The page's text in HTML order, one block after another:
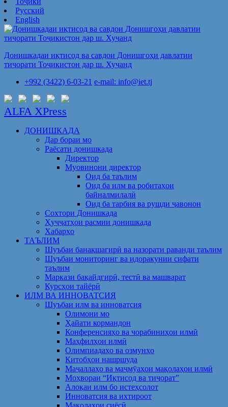
Русский
English
Донишкадаи иқтисод ва савдои Донишгоҳи давлатии
тиҷорати Тоҷикистон дар ш. Хуҷанд
+992 (3422) 6-03-21 e-mail: info@iet.tj
ALFA XPress
ДОНИШКАДА
Дар бораи мо
Раёсати донишкада
Директор
Муовинони директор
Оид ба таълим
Оид ба илм ва робитаҳои
байналмилалӣ
Оид ба тарбия ва рушди ҷавонон
Сохтори Донишкада
Ҳуҷҷатҳои расмии донишкада
Хабарҳо
ТАЪЛИМ
Шуъбаи банақшагирӣ ва назорати раванди таълим
Шуъбаи мониторинг ва идоракунии сифати
таълим
Маркази бақайдгирӣ, тестӣ ва машварат
Курсҳои тайёрӣ
ИЛМ ВА ИННОВАТСИЯ
Шуъбаи илм ва инноватсия
Олимони мо
Ҳайати кормандон
Конференсияҳо ва чорабиниҳои илмӣ
Маҳфилҳои илмӣ
Олимпиадаҳо ва озмунҳо
Китобҳои нашршуда
Маҷаллаҳо ва маҷмӯаҳои мақолаҳои илмӣ
Моҳвораи “Иқтисод ва тиҷорат”
Алоқаи илм бо истеҳсолот
Инноватсия ва ихтироот
Мақолаҳои сиёсӣ